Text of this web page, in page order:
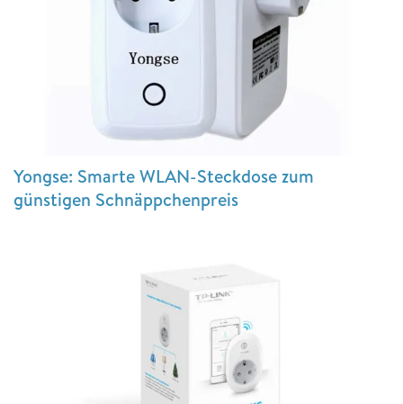
Yongse: Smarte WLAN-Steckdose zum
günstigen Schnäppchenpreis